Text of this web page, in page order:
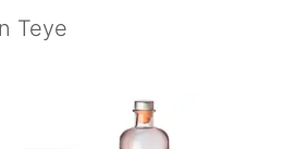
Teye